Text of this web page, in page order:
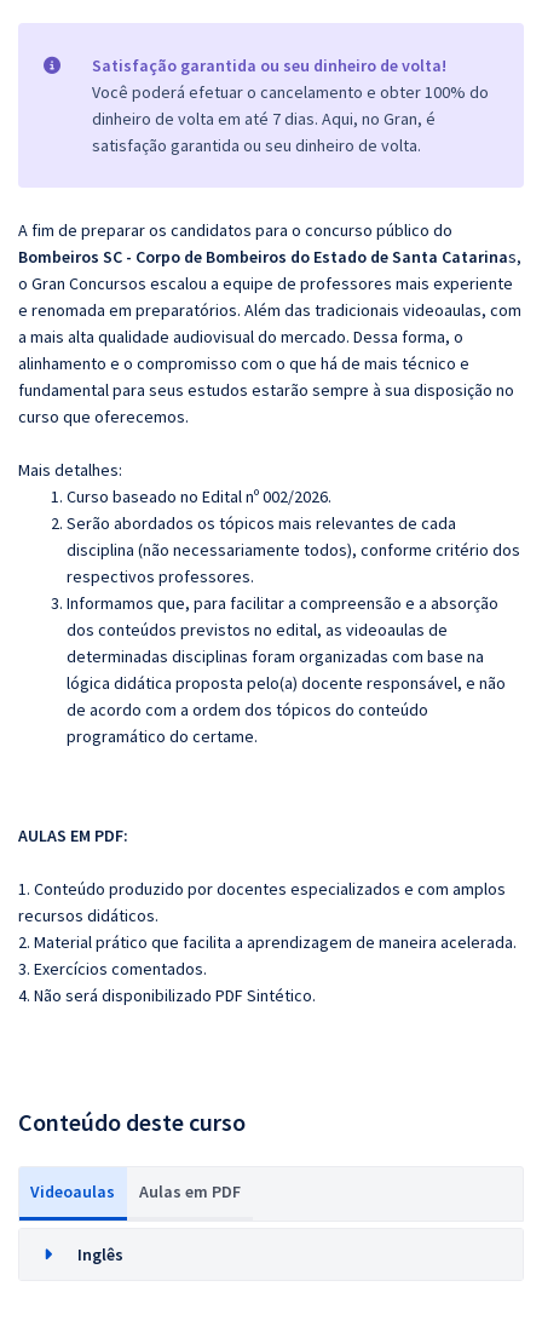
Satisfação garantida ou seu dinheiro de volta!
Você poderá efetuar o cancelamento e obter 100% do
dinheiro de volta em até 7 dias. Aqui, no Gran, é
satisfação garantida ou seu dinheiro de volta.
A fim de preparar os candidatos para o concurso público do
Bombeiros SC - Corpo de Bombeiros do Estado de Santa Catarinas,
o Gran Concursos escalou a equipe de professores mais experiente
e renomada em preparatórios. Além das tradicionais videoaulas, com
a mais alta qualidade audiovisual do mercado. Dessa forma, o
alinhamento e o compromisso com o que há de mais técnico e
fundamental para seus estudos estarão sempre à sua disposição no
curso que oferecemos.
Mais detalhes:
Curso baseado no Edital nº 002/2026.
Serão abordados os tópicos mais relevantes de cada
disciplina (não necessariamente todos), conforme critério dos
respectivos professores.
Informamos que, para facilitar a compreensão e a absorção
dos conteúdos previstos no edital, as videoaulas de
determinadas disciplinas foram organizadas com base na
lógica didática proposta pelo(a) docente responsável, e não
de acordo com a ordem dos tópicos do conteúdo
programático do certame.
AULAS EM PDF:
1. Conteúdo produzido por docentes especializados e com amplos
recursos didáticos.
2. Material prático que facilita a aprendizagem de maneira acelerada.
3. Exercícios comentados.
4. Não será disponibilizado PDF Sintético.
Conteúdo deste curso
Videoaulas Aulas em PDF
Inglês